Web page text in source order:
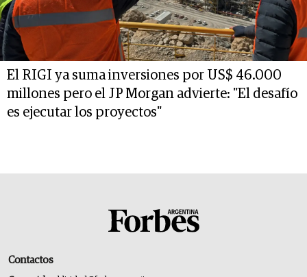
El RIGI ya suma inversiones por US$ 46.000
millones pero el JP Morgan advierte: "El desafío
es ejecutar los proyectos"
Contactos